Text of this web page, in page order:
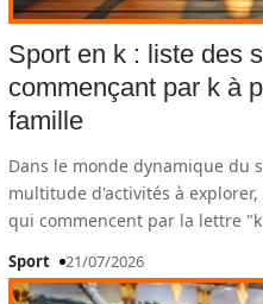
Sport en k : liste des
commençant par k à
famille
Dans le monde dynamique du
multitude d'activités à
qui commencent par la lettre
Sport 21/07/2026